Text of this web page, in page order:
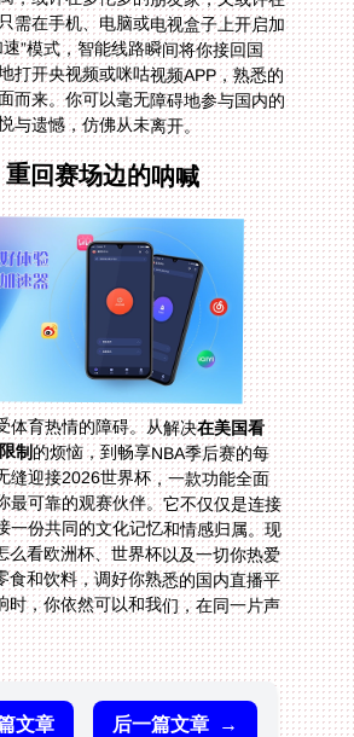
与遗憾，仿佛从未离开。
回赛场边的呐喊
体育热情的障碍。从解决在美国看
制的烦恼，到畅享NBA季后赛的每
一分钟，再到未来无缝迎接2026世界杯，一款功能全面
的回国加速器就是你最可靠的观赛伙伴。它不仅仅是连接
一个网络，更是连接一份共同的文化记忆和情感归属。现
在，你知道在海外怎么看欧洲杯、世界杯以及一切你热爱
的赛事了。准备好零食和饮料，调好你熟悉的国内直播平
台，下一次终场哨响时，你依然可以和我们，在同一片声
文章 后一篇文章 →